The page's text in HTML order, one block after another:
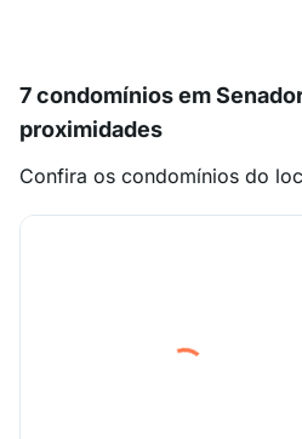
7 condomínios em
proximidades
Confira os condomínios do